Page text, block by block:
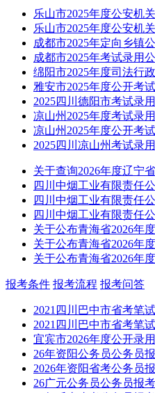
乐山市2025年度公安机
乐山市2025年度公安机
成都市2025年定向乡镇
成都市2025年考试录用
绵阳市2025年度司法行
雅安市2025年度公开考
2025四川德阳市考试录
凉山州2025年度考试录
凉山州2025年度公开考
2025四川凉山州考试录
关于查询2026年度辽宁
四川中烟工业有限责任
四川中烟工业有限责任
四川中烟工业有限责任
关于公布青海省2026年
关于公布青海省2026年
关于公布青海省2026年
报考条件 报考流程 报考问答
2021四川巴中市省考笔
2021四川巴中市省考笔
宜宾市2026年度公开录
26年资阳公务员公务员
2026年资阳省考公务员
26广元公务员公务员报